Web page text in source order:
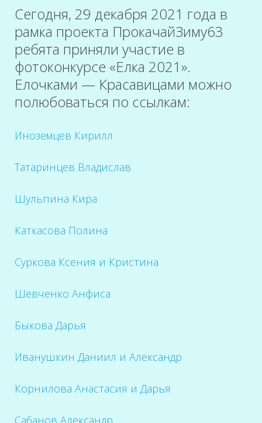
Сегодня, 29 декабря 2021 года в
рамка проекта ПрокачайЗиму63
ребята приняли участие в
фотоконкурсе «Елка 2021».
Елочками — Красавицами можно
полюбоваться по ссылкам:
Иноземцев Кирилл
Татаринцев Владислав
Шульпина Кира
Каткасова Полина
Суркова Ксения и Кристина
Шевченко Анфиса
Быкова Дарья
Иванушкин Даниил и Александр
Корнилова Анастасия и Дарья
Сабанов Александр